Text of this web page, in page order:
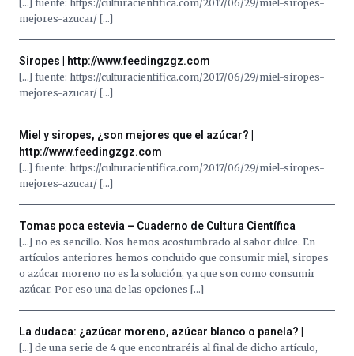
[…] fuente: https://culturacientifica.com/2017/06/29/miel-siropes-
mejores-azucar/ […]
Siropes | http://www.feedingzgz.com
[…] fuente: https://culturacientifica.com/2017/06/29/miel-siropes-
mejores-azucar/ […]
Miel y siropes, ¿son mejores que el azúcar? |
http://www.feedingzgz.com
[…] fuente: https://culturacientifica.com/2017/06/29/miel-siropes-
mejores-azucar/ […]
Tomas poca estevia – Cuaderno de Cultura Científica
[…] no es sencillo. Nos hemos acostumbrado al sabor dulce. En
artículos anteriores hemos concluido que consumir miel, siropes
o azúcar moreno no es la solución, ya que son como consumir
azúcar. Por eso una de las opciones […]
La dudaca: ¿azúcar moreno, azúcar blanco o panela? |
[…] de una serie de 4 que encontraréis al final de dicho artículo,